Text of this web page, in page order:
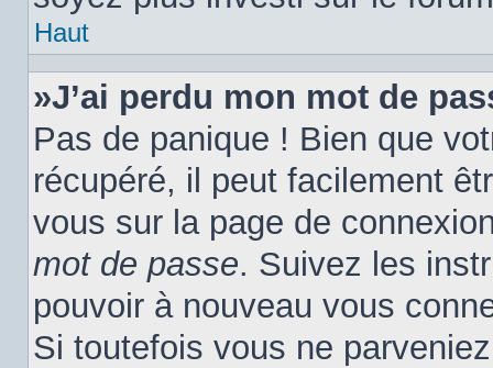
Haut
»J’ai perdu mon mot de
Pas de panique ! Bien que
récupéré, il peut facilement
vous sur la page de
mot de passe. Suivez les
pouvoir à nouveau vous
Si toutefois vous ne